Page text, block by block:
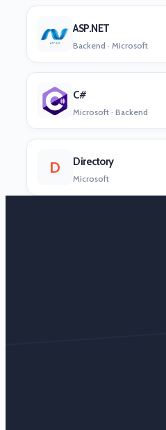
ASP.NET
Backend · Microsoft
C#
Microsoft · Backend
D Directory
Microsoft